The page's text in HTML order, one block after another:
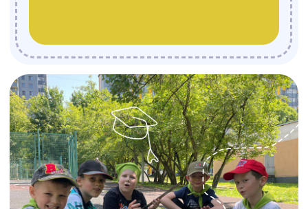
Не бывает одинаковых дней!
Каждая неделя и каждый день
посвящены новой теме —
от «Путешествия в Бразилию»
до «Мира профессий будущего»
или «Дня изобретателей»